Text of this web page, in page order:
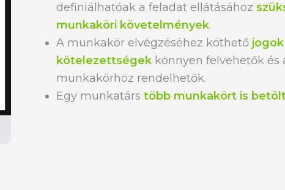
definiálhatóak a feladat ellátásához
munkaköri követelmények.
A munkakör elvégzéséhez köthető
kötelezettségek könnyen felvehetők és
munkakörhöz rendelhetők.
Egy munkatárs több munkakört is